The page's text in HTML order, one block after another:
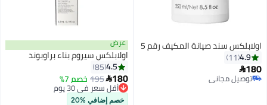
اولابلكس سند صيانة المكيف رقم 5
4.9
11
180
توصيل مجاني
توصيل مجاني
عرض
اولابلكس سيروم بناء براوبوند
4.5
85
180
195 خصم 7%
أقل سعر في 30 يوم
أقل سعر في 30 يوم
خصم إضافي %20